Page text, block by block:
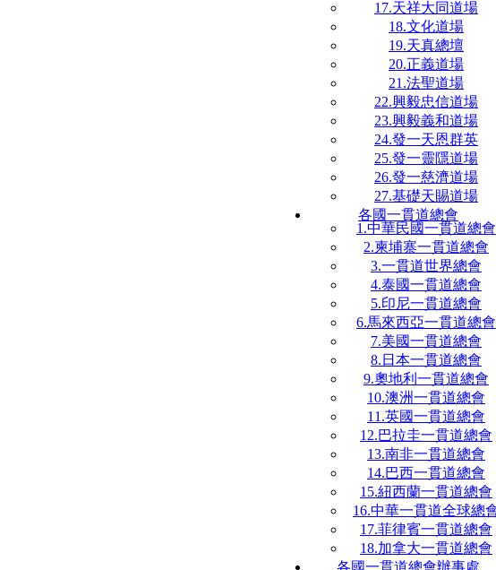
17.天祥大同道場
18.文化道場
19.天真總壇
20.正義道場
21.法聖道場
22.興毅忠信道場
23.興毅義和道場
24.發一天恩群英
25.發一靈隱道場
26.發一慈濟道場
27.基礎天賜道場
各國一貫道總會
1.中華民國一貫道總會
2.柬埔寨一貫道總會
3.一貫道世界總會
4.泰國一貫道總會
5.印尼一貫道總會
6.馬來西亞一貫道總會
7.美國一貫道總會
8.日本一貫道總會
9.奧地利一貫道總會
10.澳洲一貫道總會
11.英國一貫道總會
12.巴拉圭一貫道總會
13.南非一貫道總會
14.巴西一貫道總會
15.紐西蘭一貫道總會
16.中華一貫道全球總
17.菲律賓一貫道總會
18.加拿大一貫道總會
各國一貫道總會辦事處